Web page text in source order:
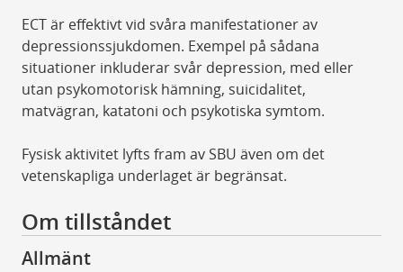
ECT är effektivt vid svåra manifestationer av
depressionssjukdomen. Exempel på sådana
situationer inkluderar svår depression, med eller
utan psykomotorisk hämning, suicidalitet,
matvägran, katatoni och psykotiska symtom.
Fysisk aktivitet lyfts fram av SBU även om det
vetenskapliga underlaget är begränsat.
Om tillståndet
Allmänt